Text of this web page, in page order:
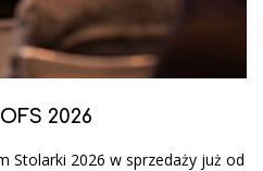
2026
Stolarki 2026 w sprzedaży już od